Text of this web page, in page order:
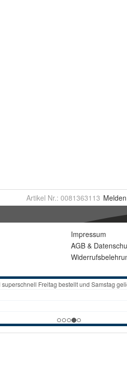
Artikel Nr.: 0081363113 Melden
Impressum
AGB &